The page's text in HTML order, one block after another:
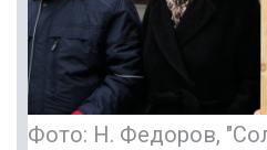
Фото: Н. Федоров,